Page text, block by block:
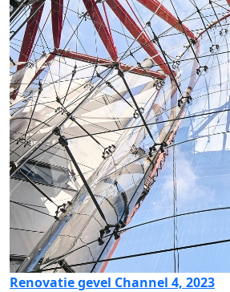
Renovatie gevel Channel 4, 2023